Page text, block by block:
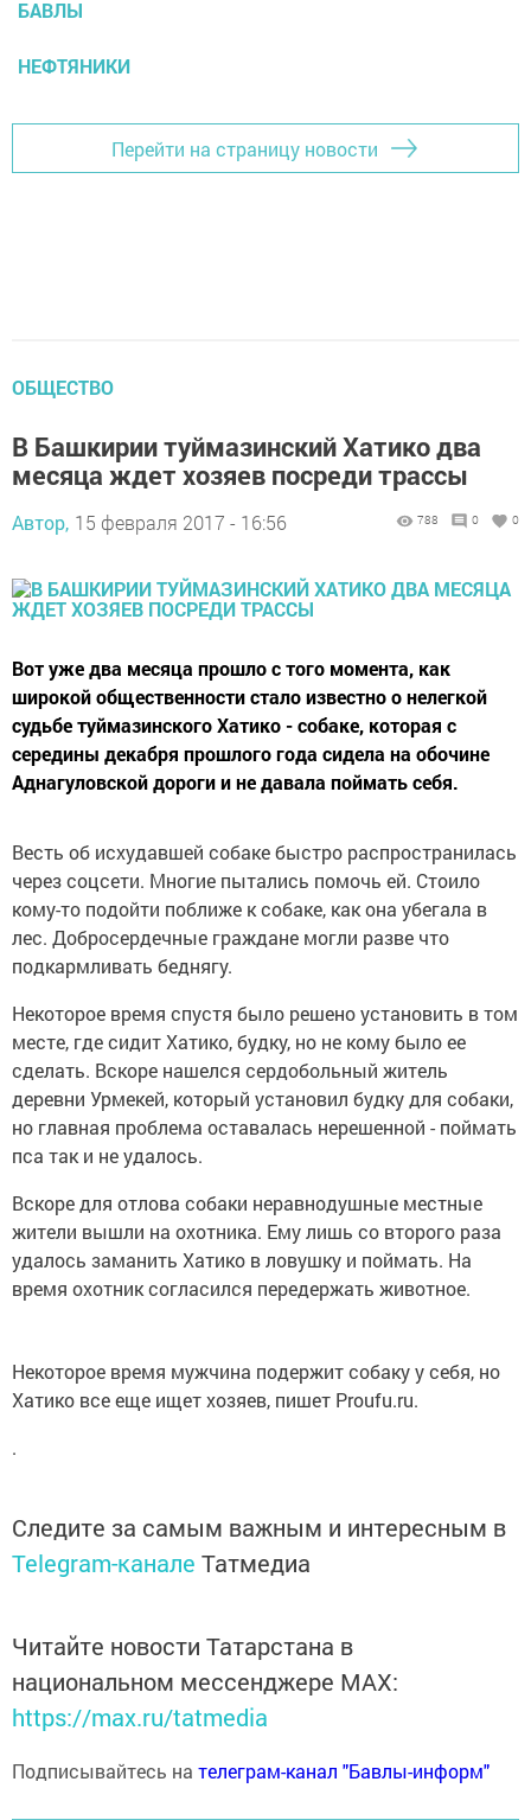
БАВЛЫ
НЕФТЯНИКИ
Перейти на страницу новости
ОБЩЕСТВО
В Башкирии туймазинский Хатико два
месяца ждет хозяев посреди трассы
Автор, 15 февраля 2017 - 16:56 788 0 0
Вот уже два месяца прошло с того момента, как
широкой общественности стало известно о нелегкой
судьбе туймазинского Хатико - собаке, которая с
середины декабря прошлого года сидела на обочине
Аднагуловской дороги и не давала поймать себя.
Весть об исхудавшей собаке быстро распространилась
через соцсети. Многие пытались помочь ей. Стоило
кому-то подойти поближе к собаке, как она убегала в
лес. Добросердечные граждане могли разве что
подкармливать беднягу.
Некоторое время спустя было решено установить в том
месте, где сидит Хатико, будку, но не кому было ее
сделать. Вскоре нашелся сердобольный житель
деревни Урмекей, который установил будку для собаки,
но главная проблема оставалась нерешенной - поймать
пса так и не удалось.
Вскоре для отлова собаки неравнодушные местные
жители вышли на охотника. Ему лишь со второго раза
удалось заманить Хатико в ловушку и поймать. На
время охотник согласился передержать животное.
Некоторое время мужчина подержит собаку у себя, но
Хатико все еще ищет хозяев, пишет Proufu.ru.
.
Следите за самым важным и интересным в
Telegram-канале Татмедиа
Читайте новости Татарстана в
национальном мессенджере MАХ:
https://max.ru/tatmedia
Подписывайтесь на телеграм-канал "Бавлы-информ"